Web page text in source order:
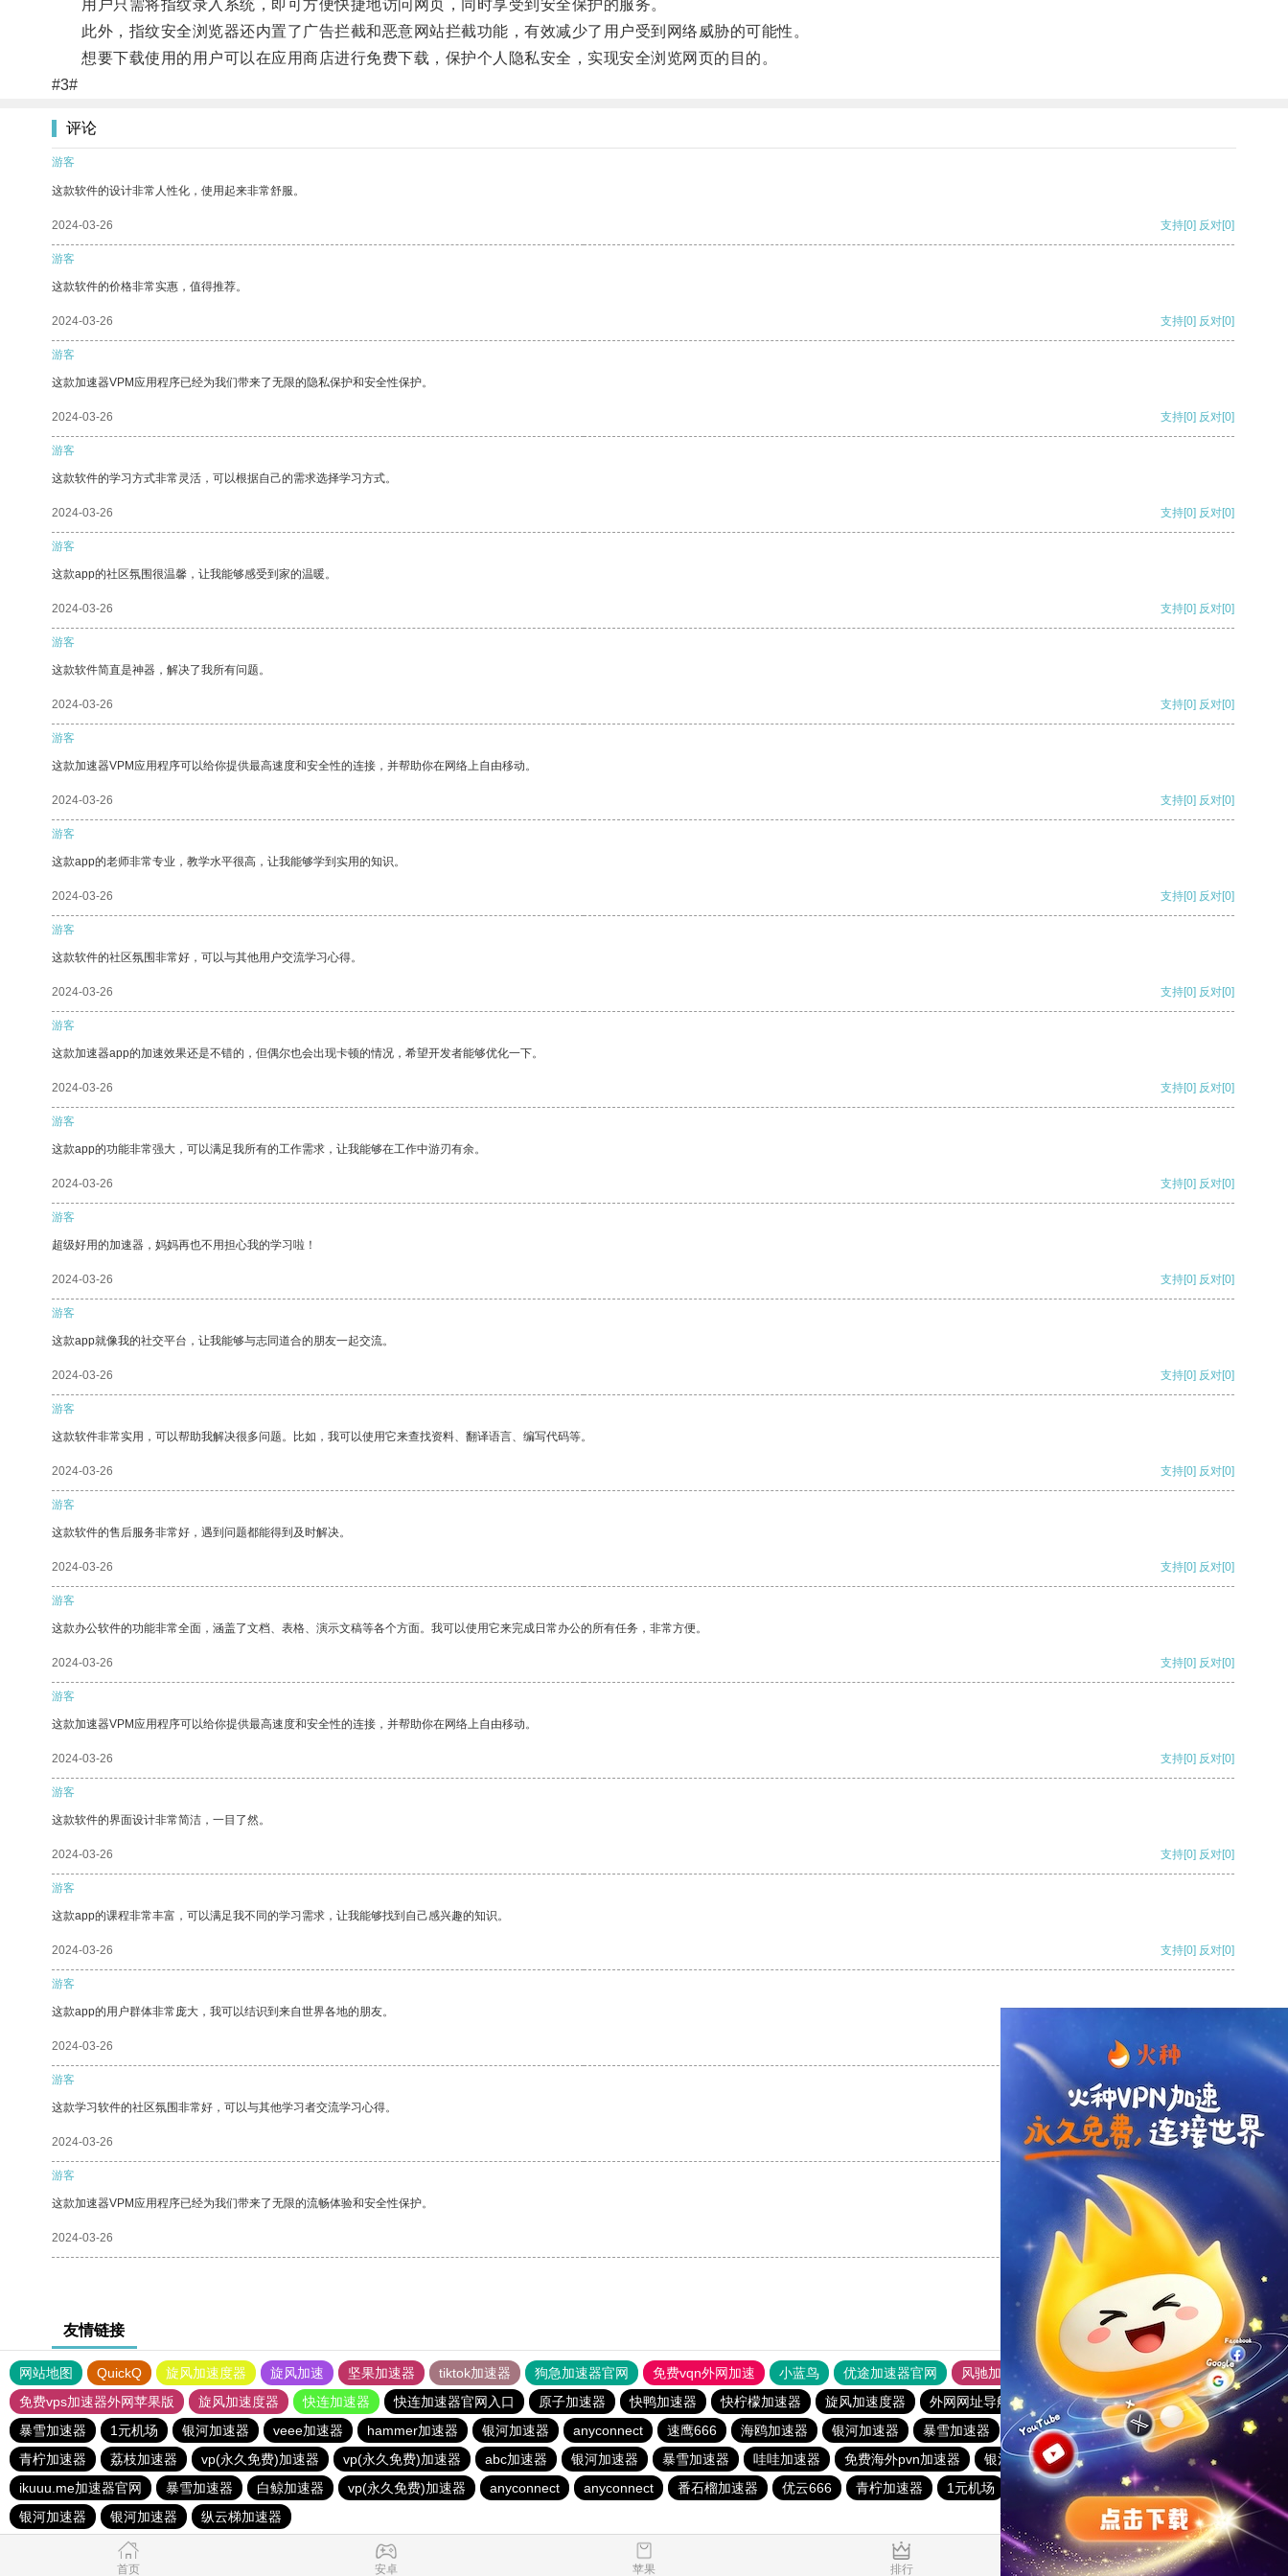
用户只需将指纹录入系统，即可方便快捷地访问网页，同时享受到安全保护的服务。
此外，指纹安全浏览器还内置了广告拦截和恶意网站拦截功能，有效减少了用户受到网络威胁的可能性。
想要下载使用的用户可以在应用商店进行免费下载，保护个人隐私安全，实现安全浏览网页的目的。
#3#
评论
游客
这款软件的设计非常人性化，使用起来非常舒服。
2024-03-26 支持[0] 反对[0]
游客
这款软件的价格非常实惠，值得推荐。
2024-03-26 支持[0] 反对[0]
游客
这款加速器VPM应用程序已经为我们带来了无限的隐私保护和安全性保护。
2024-03-26 支持[0] 反对[0]
游客
这款软件的学习方式非常灵活，可以根据自己的需求选择学习方式。
2024-03-26 支持[0] 反对[0]
游客
这款app的社区氛围很温馨，让我能够感受到家的温暖。
2024-03-26 支持[0] 反对[0]
游客
这款软件简直是神器，解决了我所有问题。
2024-03-26 支持[0] 反对[0]
游客
这款加速器VPM应用程序可以给你提供最高速度和安全性的连接，并帮助你在网络上自由移动。
2024-03-26 支持[0] 反对[0]
游客
这款app的老师非常专业，教学水平很高，让我能够学到实用的知识。
2024-03-26 支持[0] 反对[0]
游客
这款软件的社区氛围非常好，可以与其他用户交流学习心得。
2024-03-26 支持[0] 反对[0]
游客
这款加速器app的加速效果还是不错的，但偶尔也会出现卡顿的情况，希望开发者能够优化一下。
2024-03-26 支持[0] 反对[0]
游客
这款app的功能非常强大，可以满足我所有的工作需求，让我能够在工作中游刃有余。
2024-03-26 支持[0] 反对[0]
游客
超级好用的加速器，妈妈再也不用担心我的学习啦！
2024-03-26 支持[0] 反对[0]
游客
这款app就像我的社交平台，让我能够与志同道合的朋友一起交流。
2024-03-26 支持[0] 反对[0]
游客
这款软件非常实用，可以帮助我解决很多问题。比如，我可以使用它来查找资料、翻译语言、编写代码等。
2024-03-26 支持[0] 反对[0]
游客
这款软件的售后服务非常好，遇到问题都能得到及时解决。
2024-03-26 支持[0] 反对[0]
游客
这款办公软件的功能非常全面，涵盖了文档、表格、演示文稿等各个方面。我可以使用它来完成日常办公的所有任务，非常方便。
2024-03-26 支持[0] 反对[0]
游客
这款加速器VPM应用程序可以给你提供最高速度和安全性的连接，并帮助你在网络上自由移动。
2024-03-26 支持[0] 反对[0]
游客
这款软件的界面设计非常简洁，一目了然。
2024-03-26 支持[0] 反对[0]
游客
这款app的课程非常丰富，可以满足我不同的学习需求，让我能够找到自己感兴趣的知识。
2024-03-26 支持[0] 反对[0]
游客
这款app的用户群体非常庞大，我可以结识到来自世界各地的朋友。
2024-03-26 支持
游客
这款学习软件的社区氛围非常好，可以与其他学习者交流学习心得。
2024-03-26 支持[0] 反对[0]
游客
这款加速器VPM应用程序已经为我们带来了无限的流畅体验和安全性保护。
2024-03-26 支持[0] 反对[0]
友情链接
网站地图 QuickQ 旋风加速度器 旋风加速 坚果加速器 tiktok加速器 狗急加速器官网 免费vqn外网加速 小蓝鸟 优途加速器官网 风驰加速器
旋风加速器
免费vps加速器外网苹果版
旋风加速度器 快连加速器 快连加速器官网入口 原子加速器 快鸭加速器 快柠檬加速器 旋风加速度器 外网网址导航 软件中心
海外梯子官网
暴雪加速器
1元机场 银河加速器 veee加速器 hammer加速器 银河加速器 anyconnect 速鹰666 海鸥加速器 银河加速器 暴雪加速器 银河加速器 蜜蜂加速器
原子加速器
青柠加速器
荔枝加速器 vp(永久免费)加速器 vp(永久免费)加速器 abc加速器 银河加速器 暴雪加速器 哇哇加速器 免费海外pvn加速器 银河加速器
银河加速器
ikuuu.me加速器官网
暴雪加速器 白鲸加速器 vp(永久免费)加速器 anyconnect anyconnect 番石榴加速器 优云666 青柠加速器 1元机场 anyconnect
银河加速器
银河加速器
银河加速器 纵云梯加速器
首页 安卓 苹果 排行 推荐